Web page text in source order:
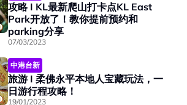
攻略 I KL最新爬山打卡点KL East
Park开放了！教你提前预约和
parking分享
07/03/2023
中港台新
旅游 I 柔佛永平本地人宝藏玩法，一
日游行程攻略！
19/01/2023